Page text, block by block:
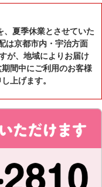
夏季休業とさせていた
は京都市内・宇治方面
が、地域によりお届け
間中にご利用のお客様
上げます。